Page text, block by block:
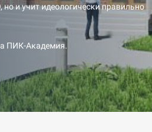
и учит идеологически правильно
ПИК-Академия.